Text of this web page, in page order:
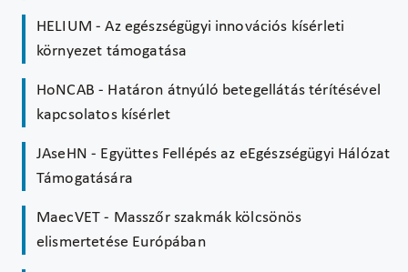
HELIUM - Az egészségügyi innovációs kísérleti
környezet támogatása
HoNCAB - Határon átnyúló betegellátás térítésével
kapcsolatos kísérlet
JAseHN - Együttes Fellépés az eEgészségügyi Hálózat
Támogatására
MaecVET - Masszőr szakmák kölcsönös
elismertetése Európában